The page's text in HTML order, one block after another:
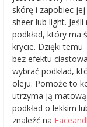
skórę i zapobiec
sheer lub light.
podkład, który ma
krycie. Dzięki temu
bez efektu
wybrać podkład,
oleju. Pomoże to
utrzyma ją matową
podkład o lekkim
znaleźć na